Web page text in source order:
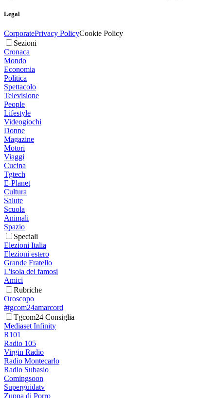
Legal
CorporatePrivacy PolicyCookie Policy
Sezioni
Cronaca
Mondo
Economia
Politica
Spettacolo
Televisione
People
Lifestyle
Videogiochi
Donne
Magazine
Motori
Viaggi
Cucina
Tgtech
E-Planet
Cultura
Salute
Scuola
Animali
Spazio
Speciali
Elezioni Italia
Elezioni estero
Grande Fratello
L'isola dei famosi
Amici
Rubriche
Oroscopo
#tgcom24amarcord
Tgcom24 Consiglia
Mediaset Infinity
R101
Radio 105
Virgin Radio
Radio Montecarlo
Radio Subasio
Comingsoon
Superguidatv
Zuppa di Porro